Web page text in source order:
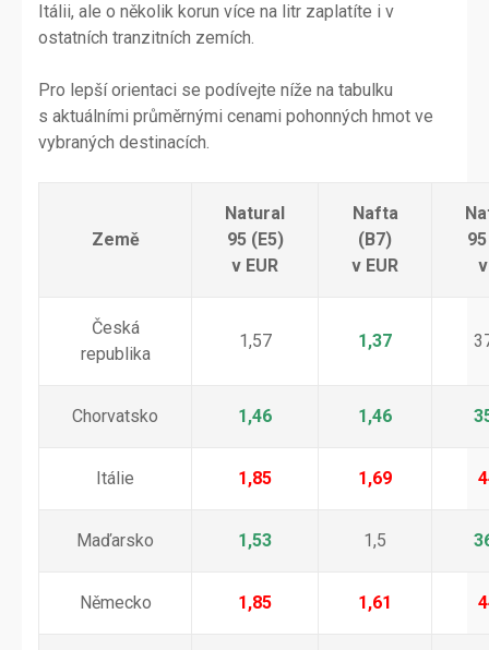
Itálii, ale o několik korun více na litr zaplatíte i v
ostatních tranzitních zemích.
Pro lepší orientaci se podívejte níže na tabulku
s aktuálními průměrnými cenami pohonných hmot ve
vybraných destinacích.
Země
Natural
95 (E5)
v EUR
Nafta
(B7)
v EUR
Česká
republika
1,57 1,37
Chorvatsko 1,46 1,46
Itálie 1,85 1,69
Maďarsko 1,53 1,5
Německo 1,85 1,61